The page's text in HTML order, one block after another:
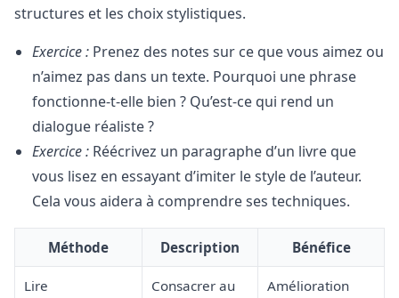
structures et les choix stylistiques.
Exercice : Prenez des notes sur ce que vous aimez ou
n’aimez pas dans un texte. Pourquoi une phrase
fonctionne-t-elle bien ? Qu’est-ce qui rend un
dialogue réaliste ?
Exercice : Réécrivez un paragraphe d’un livre que
vous lisez en essayant d’imiter le style de l’auteur.
Cela vous aidera à comprendre ses techniques.
Méthode Description Bénéfice
Lire
Consacrer au
Amélioration